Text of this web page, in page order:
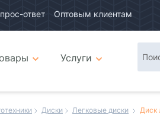
ответ Оптовым клиентам
Услуги
Диски Легковые диски Диск